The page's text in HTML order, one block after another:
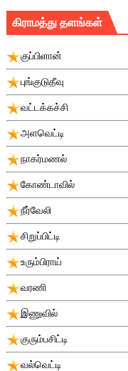
கிராமத்து தளங்கள்
குப்பிளான்
புங்குடுதீவு
வட்டக்கச்சி
அளவெட்டி
நாகர்மணல்
கோண்டாவில்
நீர்வேலி
சிறுப்பிட்டி
உரும்பிராய்
வரணி
இணுவில்
குரும்பசிட்டி
வல்வெட்டி